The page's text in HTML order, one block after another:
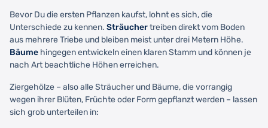
Bevor Du die ersten Pflanzen kaufst, lohnt es sich, die
Unterschiede zu kennen. Sträuchertreiben direkt vom Boden
aus mehrere Triebe und bleiben meist unter drei Metern Höhe.
Bäume hingegen entwickeln einen klaren Stamm und können je
nach Art beachtliche Höhen erreichen.
Ziergehölze – also alle Sträucher und Bäume, die vorrangig
wegen ihrer Blüten, Früchte oder Form gepflanzt werden – lassen
sich grob unterteilen in: